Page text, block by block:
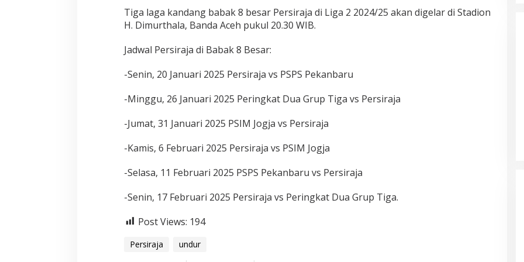
Tiga laga kandang babak 8 besar Persiraja di Liga 2 2024/25 akan digelar di Stadion
H. Dimurthala, Banda Aceh pukul 20.30 WIB.
Jadwal Persiraja di Babak 8 Besar:
-Senin, 20 Januari 2025 Persiraja vs PSPS Pekanbaru
-Minggu, 26 Januari 2025 Peringkat Dua Grup Tiga vs Persiraja
-Jumat, 31 Januari 2025 PSIM Jogja vs Persiraja
-Kamis, 6 Februari 2025 Persiraja vs PSIM Jogja
-Selasa, 11 Februari 2025 PSPS Pekanbaru vs Persiraja
-Senin, 17 Februari 2025 Persiraja vs Peringkat Dua Grup Tiga.
Post Views: 194
Persiraja
undur
Ketua Partai Aceh Nagan Raya